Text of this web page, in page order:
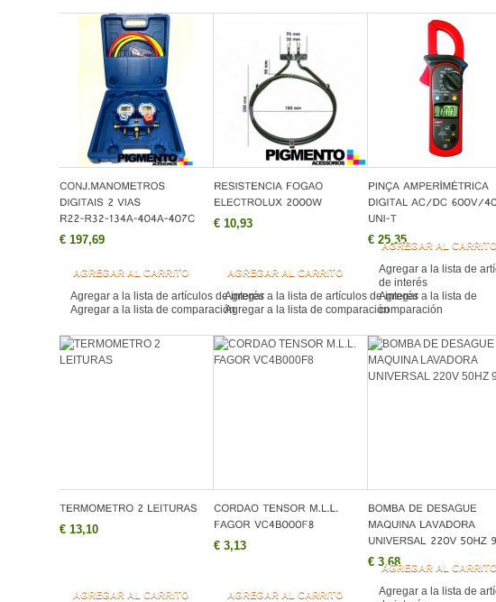
€ 197,69
AGREGAR AL CARRITO
Agregar a la lista de artículos de interés
Agregar a la lista de comparación
€ 10,93
AGREGAR AL CARRITO
Agregar a la lista de artículos de interés
Agregar a la lista de comparación
€ 25,35
AGREGAR AL CARRITO
Agregar a la lista de
de interés
Agregar a la lista de
comparación
€ 13,10
AGREGAR AL CARRITO
€ 3,13
AGREGAR AL CARRITO
€ 3,68
AGREGAR AL CARRITO
Agregar a la lista de